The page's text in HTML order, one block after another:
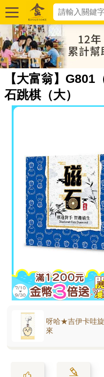
【大富翁】G801
石跳棋（大）
呀哈★吉伊卡哇
來